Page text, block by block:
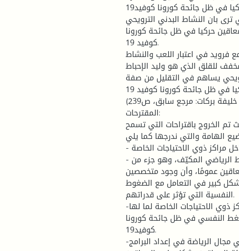
القلق لدى المعاقين حركيا في ظل جائحة كورونا كوفيد19.
ترى بان النشاط البدني الترويحي
حركيا في ظل جائحة كورونا
كوفيد 19.
ما يتفق مع "ريشارد الدرمان" عام 1983 مع فرويد في اعتبار اللعب والنشاط
للقلق الذي هو وليد الإحباط.
يساهم في التقليل من صفة
الاحباط لدى المعاقين حركيا في ظل جائحة كورونا كوفيد 19.
(محمد خليفة بركات: مرجع سابق، ص239)
المقترحات:
تم الخروج باقتراحات التي تسمح
الهامة والتي ندرجها كما يلي:
- التنشيط الرياضي والترويحي داخل مراكز ذوي الاحتياجات الخاصة.
- الاعتماد على المتخصصين في تعليم النشاط الرياضي المكيّف، وهو جزء من
عمومًا، وأن وجود متخصصين
كبير في التعامل مع الضغوط
النفسية التي تؤثر على قدراتهم.
-الاهتمام بالأنشطة البدنية الترفيهية في مراكز ذوي الاحتياجات الخاصة لما لها
النفسي في ظل جائحة كورونا
كوفيد19.
-الاستعانة بمساعدة الخبراء والأساتذة في مجال الرياضة في إعداد البرامج